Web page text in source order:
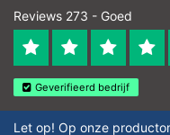
Reviews 273 - Goed
Geverifieerd bedrijf
Let op! Op onze